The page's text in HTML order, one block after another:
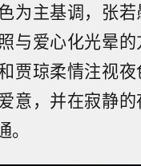
为主基调，张
与爱心化光晕
贾琼柔情注视
意，并在寂静